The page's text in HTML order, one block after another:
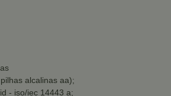
alcalinas aa);
- iso/iec 14443 a;